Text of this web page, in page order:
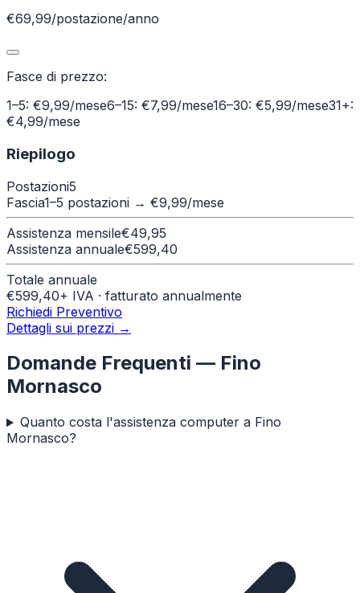
€69,99/postazione/anno
Fasce di prezzo:
1–5: €9,99/mese6–15: €7,99/mese16–30: €5,99/mese31+:
€4,99/mese
Riepilogo
Postazioni5
Fascia1–5 postazioni → €9,99/mese
Assistenza mensile€49,95
Assistenza annuale€599,40
Totale annuale
€599,40+ IVA · fatturato annualmente
Richiedi Preventivo
Dettagli sui prezzi →
Domande Frequenti — Fino
Mornasco
Quanto costa l'assistenza computer a Fino
Mornasco?